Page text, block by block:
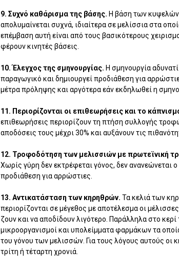
9. Συχνό καθάρισμα της βάσης. Η βάση των κυψελών
απολυμαίνεται συχνά, ιδιαίτερα σε μελίσσια στα
επέμβαση αυτή είναι από τους βασικότερους
φέρουν κινητές βάσεις.
10. Έλεγχος της σμηνουργίας. Η σμηνουργία
παραγωγικό και δημιουργεί προδιάθεση για
μέτρα πρόληψης και αργότερα εάν εκδηλωθεί η
11. Περιορίζονται οι επιθεωρήσεις και το
επιθεωρήσεις περιορίζουν τη πτήση συλλογής
αποδόσεις τους μέχρι 30% και αυξάνουν τις
12. Τροφοδότηση των μελισσιών με πρωτεϊνική
Χωρίς γύρη δεν εκτρέφεται γόνος, δεν ανανεώνεται
προδιάθεση για αρρώστιες.
13. Αντικατάσταση των κηρηθρών. Τα κελιά των
περιορίζονται σε μέγεθος με αποτέλεσμα οι
ζουν και να αποδίδουν λιγότερο. Παράλληλα στο
μικροοργανισμοί και υπολείμματα φαρμάκων τα
του γόνου των μελισσών. Για τους λόγους αυτούς οι
τρίτη ή τέταρτη χρονιά.